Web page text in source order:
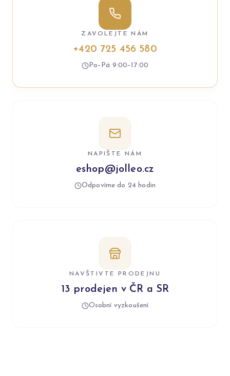
ZAVOLEJTE NÁM
+420 725 456 580
Po–Pá 9:00–17:00
NAPIŠTE NÁM
eshop@jolleo.cz
Odpovíme do 24 hodin
NAVŠTIVTE PRODEJNU
13 prodejen v ČR a SR
Osobní vyzkoušení